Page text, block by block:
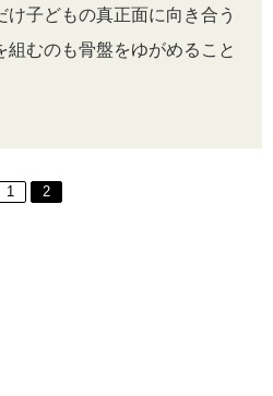
子どもの真正面に向き合う
組むのも骨盤をゆがめること
1 2